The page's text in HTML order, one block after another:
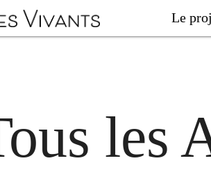
Le
les